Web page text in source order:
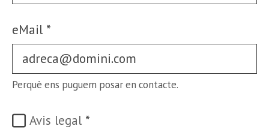
eMail *
Perquè ens puguem posar en contacte.
Avis legal *